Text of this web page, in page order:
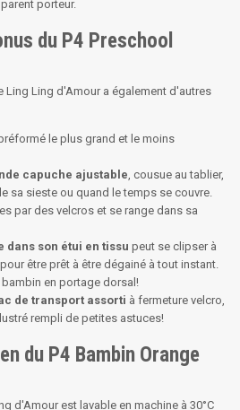
porteur.
du P4 Preschool
Ling Ling d'Amour a également d'autres
le plus grand et le moins
capuche ajustable, cousue au tablier,
sa sieste ou quand le temps se couvre.
par des velcros et se range dans sa
son étui en tissu peut se clipser à
être prêt à être dégainé à tout instant.
en portage dorsal!
de transport assorti à fermeture velcro,
rempli de petites astuces!
du P4 Bambin Orange
d'Amour est lavable en machine à 30°C